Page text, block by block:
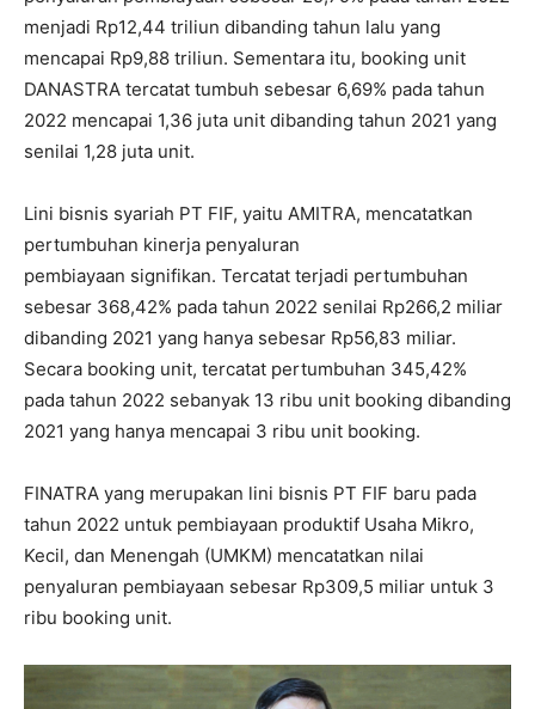
menjadi Rp12,44 triliun dibanding tahun lalu yang
mencapai Rp9,88 triliun. Sementara itu, booking unit
DANASTRA tercatat tumbuh sebesar 6,69% pada tahun
2022 mencapai 1,36 juta unit dibanding tahun 2021 yang
senilai 1,28 juta unit.
Lini bisnis syariah PT FIF, yaitu AMITRA, mencatatkan
pertumbuhan kinerja penyaluran
pembiayaan signifikan. Tercatat terjadi pertumbuhan
sebesar 368,42% pada tahun 2022 senilai Rp266,2 miliar
dibanding 2021 yang hanya sebesar Rp56,83 miliar.
Secara booking unit, tercatat pertumbuhan 345,42%
pada tahun 2022 sebanyak 13 ribu unit booking dibanding
2021 yang hanya mencapai 3 ribu unit booking.
FINATRA yang merupakan lini bisnis PT FIF baru pada
tahun 2022 untuk pembiayaan produktif Usaha Mikro,
Kecil, dan Menengah (UMKM) mencatatkan nilai
penyaluran pembiayaan sebesar Rp309,5 miliar untuk 3
ribu booking unit.